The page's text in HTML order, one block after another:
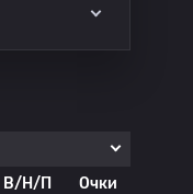
В/Н/П
Очки